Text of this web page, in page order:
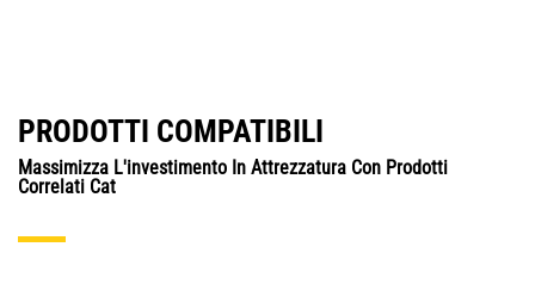
PRODOTTI COMPATIBILI
Massimizza L'investimento In Attrezzatura Con Prodotti
Correlati Cat